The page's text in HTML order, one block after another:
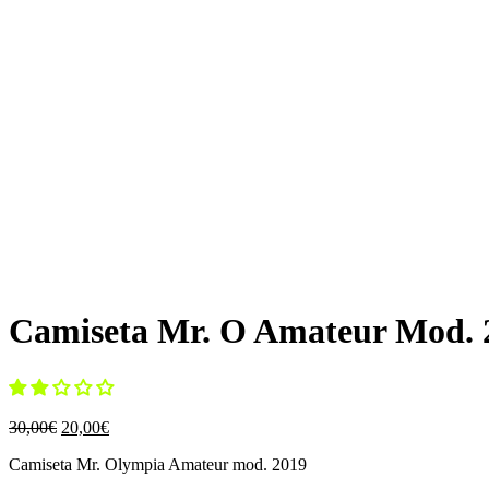
Camiseta Mr. O Amateur Mod.
30,00€ El
original
20,00€El
actual
Camiseta Mr. Olympia Amateur mod. 2019